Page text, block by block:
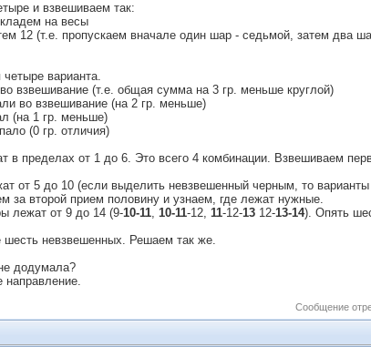
и взвешиваем так:
на весы
12 (т.е. пропускаем вначале один шар - седьмой, затем два
варианта.
взвешивание (т.е. общая сумма на 3 гр. меньше круглой)
во взвешивание (на 2 гр. меньше)
(на 1 гр. меньше)
(0 гр. отличия)
в пределах от 1 до 6. Это всего 4 комбинации. Взвешиваем
от 5 до 10 (если выделить невзвешенный черным, то варианты
за второй прием половину и узнаем, где лежат нужные.
лежат от 9 до 14 (9-10-11, 10-11-12, 11-12-13 12-13-14). Опять
шесть невзвешенных. Решаем так же.
додумала?
направление.
Сообщение